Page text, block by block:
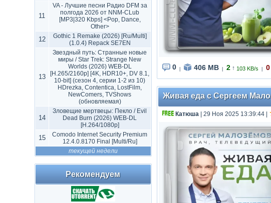
11
VA - Лучшие песни Радио DFM за
полгода 2026 от NNM-CLub
[MP3|320 Kbps] <Pop, Dance,
Other>
12
Gothic 1 Remake (2026) [Ru/Multi]
(1.0.4) Repack SE7EN
13
Звездный путь: Странные новые
миры / Star Trek: Strange New
Worlds (2026) WEB-DL
[H.265/2160p] [4K, HDR10+, DV 8.1,
10-bit] (сезон 4, серии 1-2 из 10)
HDrezka, Contentica, LostFilm,
NewComers, TVShows
(обновляемая)
14
Зловещие мертвецы: Пекло / Evil
Dead Burn (2026) WEB-DL
[H.264/1080p]
15
Comodo Internet Security Premium
12.4.0.8170 Final [Multi/Ru]
текущей недели
Рекомендуем
0 406 MB 2 ↑ 103 KB/s 0
Живая еда с Сергеем
Катюша| 29 Ноя 2025 13:39:44|